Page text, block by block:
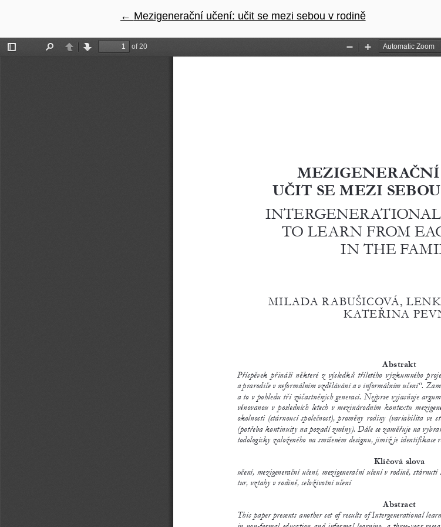
← Návrat na podrobnosti článku
Mezigenerační učení: učit se mezi sebou v rodině